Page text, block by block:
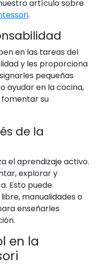
artículo sobre
.
en las tareas del
y les proporciona
pequeñas
ayudar en la cocina,
su
de la
el aprendizaje activo.
explorar y
Esto puede
manualidades o
enseñarles
en la